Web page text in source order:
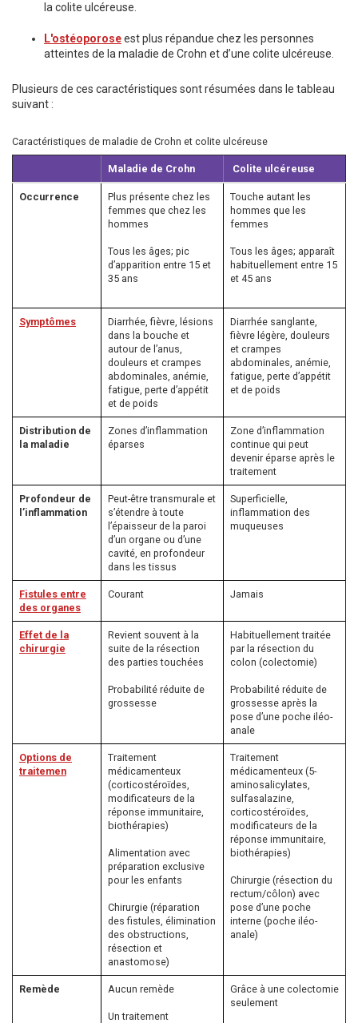
la colite ulcéreuse.
L'ostéoporoseest plus répandue chez les personnes
atteintes de la maladie de Crohn et d’une colite ulcéreuse.
Plusieurs de ces caractéristiques sont résumées dans le tableau
suivant :
Caractéristiques de maladie de Crohn et colite ulcéreuse
Maladie de Crohn Colite ulcéreuse
Occurrence
Plus présente chez les
femmes que chez les
hommes
Tous les âges; pic
d’apparition entre 15 et
35 ans
Touche autant les
hommes que les
femmes
Tous les âges; apparaît
habituellement entre 15
et 45 ans
Symptômes
Diarrhée, fièvre, lésions
dans la bouche et
autour de l’anus,
douleurs et crampes
abdominales, anémie,
fatigue, perte d’appétit
et de poids
Diarrhée sanglante,
fièvre légère, douleurs
et crampes
abdominales, anémie,
fatigue, perte d’appétit
et de poids
Distribution de
la maladie
Zones d’inflammation
éparses
Zone d’inflammation
continue qui peut
devenir éparse après le
traitement
Profondeur de
l’inflammation
Peut-être transmurale et
s’étendre à toute
l’épaisseur de la paroi
d’un organe ou d’une
cavité, en profondeur
dans les tissus
Superficielle,
inflammation des
muqueuses
Fistules entre
des organes
Courant Jamais
Effet de la
chirurgie
Revient souvent à la
suite de la résection
des parties touchées
Probabilité réduite de
grossesse
Habituellement traitée
par la résection du
colon (colectomie)
Probabilité réduite de
grossesse après la
pose d’une poche iléo-
anale
Options de
traitemen
Traitement
médicamenteux
(corticostéroïdes,
modificateurs de la
réponse immunitaire,
biothérapies)
Alimentation avec
préparation exclusive
pour les enfants
Chirurgie (réparation
des fistules, élimination
des obstructions,
résection et
anastomose)
Traitement
médicamenteux (5-
aminosalicylates,
sulfasalazine,
corticostéroïdes,
modificateurs de la
réponse immunitaire,
biothérapies)
Chirurgie (résection du
rectum/côlon) avec
pose d’une poche
interne (poche iléo-
anale)
Remède Aucun remède
Un traitement
Grâce à une colectomie
seulement